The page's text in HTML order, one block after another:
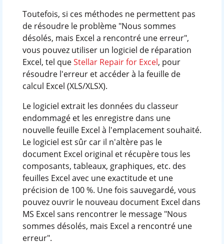
Toutefois, si ces méthodes ne permettent pas
de résoudre le problème "Nous sommes
désolés, mais Excel a rencontré une erreur",
vous pouvez utiliser un logiciel de réparation
Excel, tel queStellar Repair for Excel, pour
résoudre l'erreur et accéder à la feuille de
calcul Excel (XLS/XLSX).
Le logiciel extrait les données du classeur
endommagé et les enregistre dans une
nouvelle feuille Excel à l'emplacement souhaité.
Le logiciel est sûr car il n'altère pas le
document Excel original et récupère tous les
composants, tableaux, graphiques, etc. des
feuilles Excel avec une exactitude et une
précision de 100 %. Une fois sauvegardé, vous
pouvez ouvrir le nouveau document Excel dans
MS Excel sans rencontrer le message "Nous
sommes désolés, mais Excel a rencontré une
erreur".